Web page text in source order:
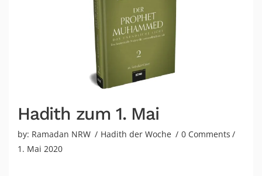
Hadith zum 1. Mai
by: Ramadan NRW Hadith der Woche
0 Comments
1. Mai 2020